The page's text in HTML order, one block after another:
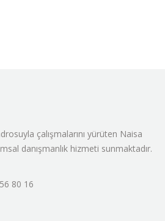
çalışmalarını yürüten Naisa
danışmanlık hizmeti sunmaktadır.
80 16